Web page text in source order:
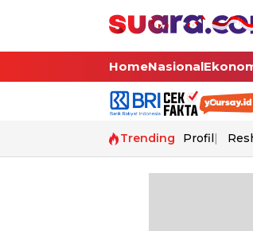
HomeNasional
Trending Profil